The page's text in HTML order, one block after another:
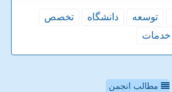
توسعه دانشگاه
تخصص
خدمات
مطالب انجمن